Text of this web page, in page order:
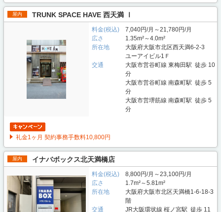
屋内 TRUNK SPACE HAVE 西天満 Ⅰ
料金(税込)
7,040円/月～21,780円/月
広さ
1.35m²～4.0m²
所在地
大阪府大阪市北区西天満6-2-3
ユーアイビル1Ｆ
交通
大阪市営谷町線 東梅田駅 徒歩 10
分
大阪市営谷町線 南森町駅 徒歩 5
分
大阪市営堺筋線 南森町駅 徒歩 5
分
礼金1ヶ月 契約事務手数料10,800円
屋内 イナバボックス北天満橋店
料金(税込)
8,800円/月～23,100円/月
広さ
1.7m²～5.81m²
所在地
大阪府大阪市北区天満橋1-6-18-3
階
交通
JR大阪環状線 桜ノ宮駅 徒歩 11